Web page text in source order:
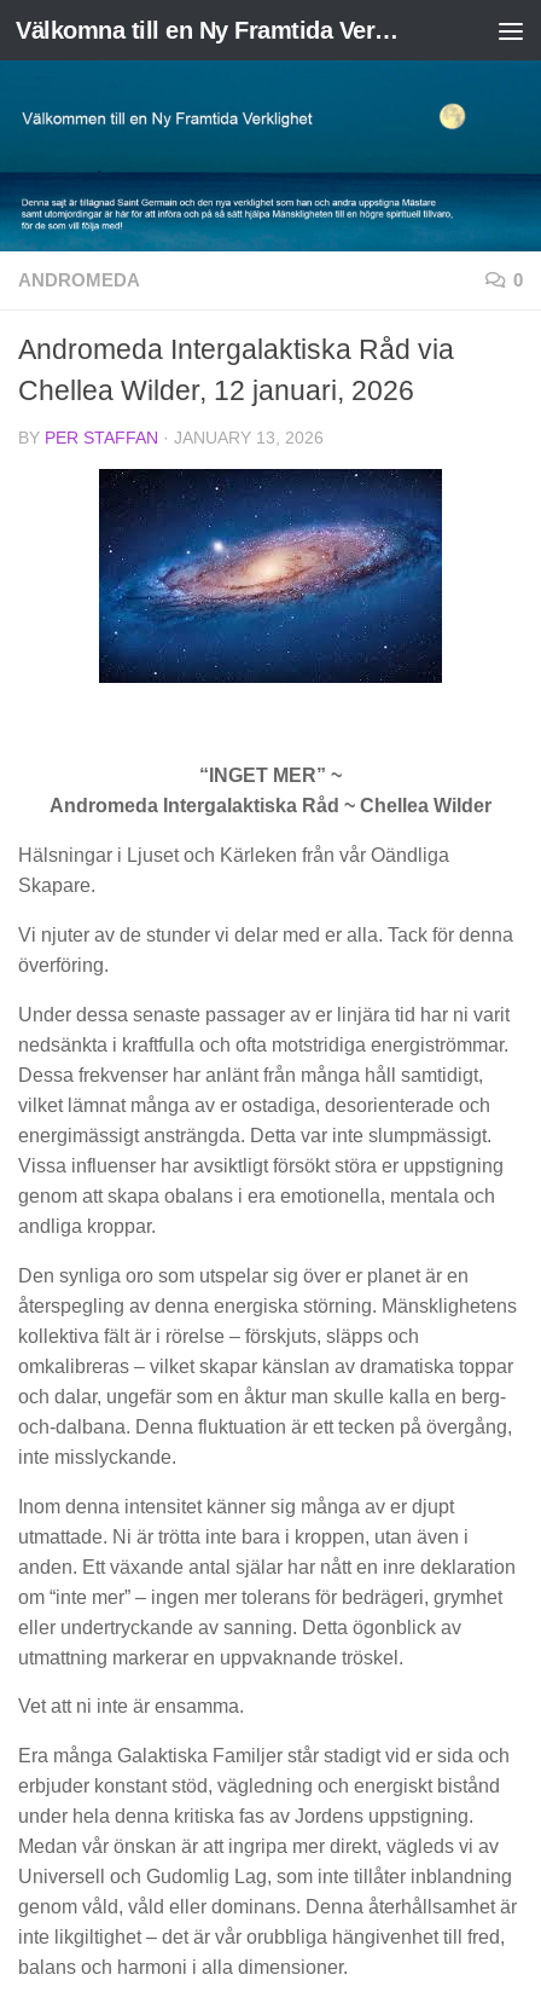
Skip to content Välkomna till en Ny Framtida Verklighet
ANDROMEDA 0
Andromeda Intergalaktiska Råd via
Chellea Wilder, 12 januari, 2026
BY PER STAFFAN · JANUARY 13, 2026
“INGET MER” ~
Andromeda Intergalaktiska Råd ~ Chellea Wilder
Hälsningar i Ljuset och Kärleken från vår Oändliga
Skapare.
Vi njuter av de stunder vi delar med er alla. Tack för denna
överföring.
Under dessa senaste passager av er linjära tid har ni varit
nedsänkta i kraftfulla och ofta motstridiga energiströmmar.
Dessa frekvenser har anlänt från många håll samtidigt,
vilket lämnat många av er ostadiga, desorienterade och
energimässigt ansträngda. Detta var inte slumpmässigt.
Vissa influenser har avsiktligt försökt störa er uppstigning
genom att skapa obalans i era emotionella, mentala och
andliga kroppar.
Den synliga oro som utspelar sig över er planet är en
återspegling av denna energiska störning. Mänsklighetens
kollektiva fält är i rörelse – förskjuts, släpps och
omkalibreras – vilket skapar känslan av dramatiska toppar
och dalar, ungefär som en åktur man skulle kalla en berg-
och-dalbana. Denna fluktuation är ett tecken på övergång,
inte misslyckande.
Inom denna intensitet känner sig många av er djupt
utmattade. Ni är trötta inte bara i kroppen, utan även i
anden. Ett växande antal själar har nått en inre deklaration
om “inte mer” – ingen mer tolerans för bedrägeri, grymhet
eller undertryckande av sanning. Detta ögonblick av
utmattning markerar en uppvaknande tröskel.
Vet att ni inte är ensamma.
Era många Galaktiska Familjer står stadigt vid er sida och
erbjuder konstant stöd, vägledning och energiskt bistånd
under hela denna kritiska fas av Jordens uppstigning.
Medan vår önskan är att ingripa mer direkt, vägleds vi av
Universell och Gudomlig Lag, som inte tillåter inblandning
genom våld, våld eller dominans. Denna återhållsamhet är
inte likgiltighet – det är vår orubbliga hängivenhet till fred,
balans och harmoni i alla dimensioner.